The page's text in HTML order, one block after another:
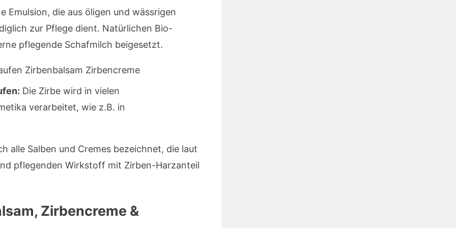
Emulsion, die aus öligen und wässrigen
zur Pflege dient. Natürlichen Bio-
pflegende Schafmilch beigesetzt.
Die Zirbe wird in vielen
verarbeitet, wie z.B. in
alle Salben und Cremes bezeichnet, die laut
pflegenden Wirkstoff mit Zirben-Harzanteil
Zirbencreme &